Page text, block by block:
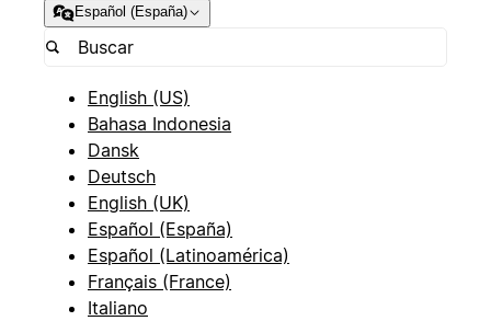
Español (España)
English (US)
Bahasa Indonesia
Dansk
Deutsch
English (UK)
Español (España)
Español (Latinoamérica)
Français (France)
Italiano